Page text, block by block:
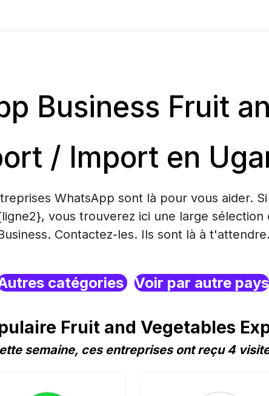
Business Fruit
/ Import en
WhatsApp sont là pour vous aider.
vous trouverez ici une large sélection
Contactez-les. Ils sont là à t'attendre.
catégories Voir par autre pays
Fruit and Vegetables
semaine, ces entreprises ont reçu 4